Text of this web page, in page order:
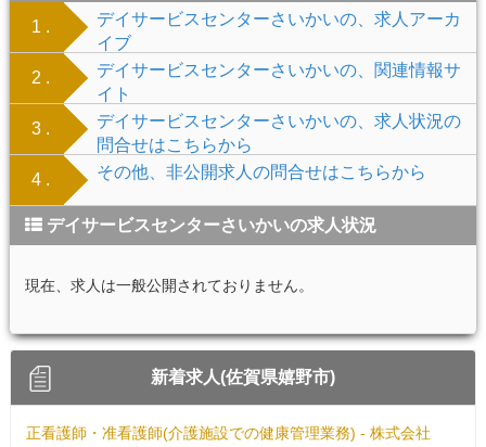
1 .
デイサービスセンターさいかいの、求人アーカ
イブ
2 .
デイサービスセンターさいかいの、関連情報サ
イト
3 .
デイサービスセンターさいかいの、求人状況の
問合せはこちらから
4 .
その他、非公開求人の問合せはこちらから
デイサービスセンターさいかいの求人状況
現在、求人は一般公開されておりません。
新着求人(佐賀県嬉野市)
正看護師・准看護師(介護施設での健康管理業務) - 株式会社